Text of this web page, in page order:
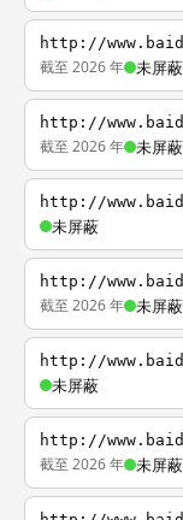
http://
截至 2026 年 未屏蔽
http://
截至 2026 年 未屏蔽
http://
未屏蔽
http://
截至 2026 年 未屏蔽
http://
未屏蔽
http://
截至 2026 年 未屏蔽